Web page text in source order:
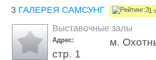
3 ГАЛЕРЕЯ САМСУНГ 1
Выставочные залы
Адрес:
м.
стр. 1